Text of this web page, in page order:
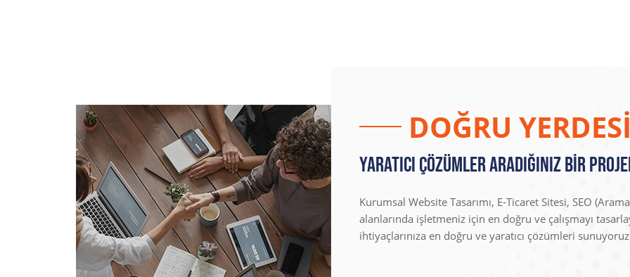
DOĞRU
Yaratıcı Çözümler Aradığınız Bir
Kurumsal Website Tasarımı, E-Ticaret Sitesi, SEO
alanlarında işletmeniz için en doğru ve çalışmayı
ihtiyaçlarınıza en doğru ve yaratıcı çözümleri sunuyoruz